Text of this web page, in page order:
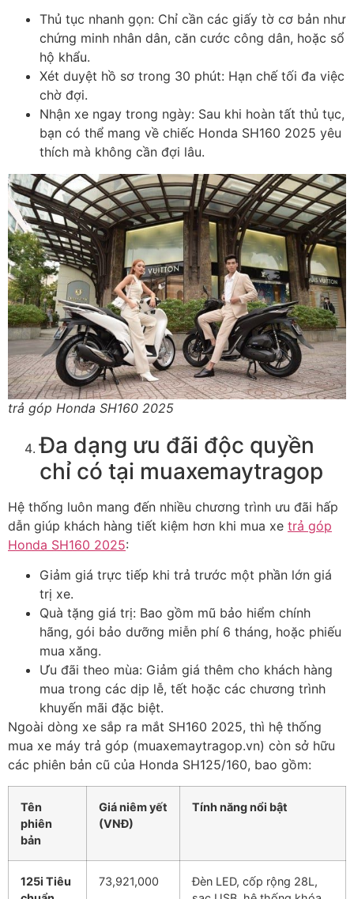
Thủ tục nhanh gọn: Chỉ cần các giấy tờ cơ bản như
chứng minh nhân dân, căn cước công dân, hoặc sổ
hộ khẩu.
Xét duyệt hồ sơ trong 30 phút: Hạn chế tối đa việc
chờ đợi.
Nhận xe ngay trong ngày: Sau khi hoàn tất thủ tục,
bạn có thể mang về chiếc Honda SH160 2025 yêu
thích mà không cần đợi lâu.
trả góp Honda SH160 2025
Đa dạng ưu đãi độc quyền
chỉ có tại muaxemaytragop
Hệ thống luôn mang đến nhiều chương trình ưu đãi hấp
dẫn giúp khách hàng tiết kiệm hơn khi mua xe trả góp
Honda SH160 2025:
Giảm giá trực tiếp khi trả trước một phần lớn giá
trị xe.
Quà tặng giá trị: Bao gồm mũ bảo hiểm chính
hãng, gói bảo dưỡng miễn phí 6 tháng, hoặc phiếu
mua xăng.
Ưu đãi theo mùa: Giảm giá thêm cho khách hàng
mua trong các dịp lễ, tết hoặc các chương trình
khuyến mãi đặc biệt.
Ngoài dòng xe sắp ra mắt SH160 2025, thì hệ thống
mua xe máy trả góp (muaxemaytragop.vn) còn sở hữu
các phiên bản cũ của Honda SH125/160, bao gồm:
Tên
phiên
bản
Giá niêm yết
(VNĐ)
Tính năng nổi bật
125i Tiêu
73,921,000
Đèn LED, cốp rộng 28L,